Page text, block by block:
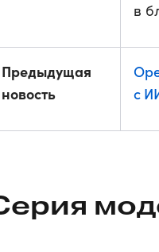
в
Предыдущая
новость
с